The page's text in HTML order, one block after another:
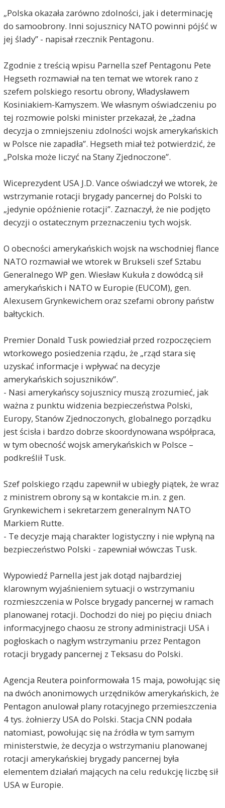
„Polska okazała zarówno zdolności, jak i determinację
do samoobrony. Inni sojusznicy NATO powinni pójść w
jej ślady” - napisał rzecznik Pentagonu.
Zgodnie z treścią wpisu Parnella szef Pentagonu Pete
Hegseth rozmawiał na ten temat we wtorek rano z
szefem polskiego resortu obrony, Władysławem
Kosiniakiem-Kamyszem. We własnym oświadczeniu po
tej rozmowie polski minister przekazał, że „żadna
decyzja o zmniejszeniu zdolności wojsk amerykańskich
w Polsce nie zapadła”. Hegseth miał też potwierdzić, że
„Polska może liczyć na Stany Zjednoczone”.
Wiceprezydent USA J.D. Vance oświadczył we wtorek, że
wstrzymanie rotacji brygady pancernej do Polski to
„jedynie opóźnienie rotacji”. Zaznaczył, że nie podjęto
decyzji o ostatecznym przeznaczeniu tych wojsk.
O obecności amerykańskich wojsk na wschodniej flance
NATO rozmawiał we wtorek w Brukseli szef Sztabu
Generalnego WP gen. Wiesław Kukuła z dowódcą sił
amerykańskich i NATO w Europie (EUCOM), gen.
Alexusem Grynkewichem oraz szefami obrony państw
bałtyckich.
Premier Donald Tusk powiedział przed rozpoczęciem
wtorkowego posiedzenia rządu, że „rząd stara się
uzyskać informacje i wpływać na decyzje
amerykańskich sojuszników”.
- Nasi amerykańscy sojusznicy muszą zrozumieć, jak
ważna z punktu widzenia bezpieczeństwa Polski,
Europy, Stanów Zjednoczonych, globalnego porządku
jest ścisła i bardzo dobrze skoordynowana współpraca,
w tym obecność wojsk amerykańskich w Polsce –
podkreślił Tusk.
Szef polskiego rządu zapewnił w ubiegły piątek, że wraz
z ministrem obrony są w kontakcie m.in. z gen.
Grynkewichem i sekretarzem generalnym NATO
Markiem Rutte.
- Te decyzje mają charakter logistyczny i nie wpłyną na
bezpieczeństwo Polski - zapewniał wówczas Tusk.
Wypowiedź Parnella jest jak dotąd najbardziej
klarownym wyjaśnieniem sytuacji o wstrzymaniu
rozmieszczenia w Polsce brygady pancernej w ramach
planowanej rotacji. Dochodzi do niej po pięciu dniach
informacyjnego chaosu ze strony administracji USA i
pogłoskach o nagłym wstrzymaniu przez Pentagon
rotacji brygady pancernej z Teksasu do Polski.
Agencja Reutera poinformowała 15 maja, powołując się
na dwóch anonimowych urzędników amerykańskich, że
Pentagon anulował plany rotacyjnego przemieszczenia
4 tys. żołnierzy USA do Polski. Stacja CNN podała
natomiast, powołując się na źródła w tym samym
ministerstwie, że decyzja o wstrzymaniu planowanej
rotacji amerykańskiej brygady pancernej była
elementem działań mających na celu redukcję liczbę sił
USA w Europie.
Jan Nowak 2026-05-20, godz. 09:33
Amerykanie polegają na Polsce, jako sojuszniku i
swoje decyzje uzasadniają też tym, że Polska, jako
"modelowy sojusznik" inwestuje w swoją
obronność poprzez zbrojenia w ramach programu
zysku NBP, co zapowiadał Nawrocki wespół z
Glapińskim pod auspicjami Kaczyńskiego.
2026-05-20, godz. 11:18
@ Jan Nowak-papciu, prawda jest taka,że twój
rząd obraża nagminnie prezydenta największego
mocarstwa,twój szef nazywa go publicznie ''ruskim
agentem'' ,podobnie minister spraw
aktorze. To jest dyplomacja? I chcecie potem,by
on się kłaniał wam w pas i wykonywał to co się
wam podoba? To w takim razie liczcie na Merza i
tzw ''niemieckich przyjaciół'' ,którymi tak niedawno
się zachwycałeś.
Jan Nowak 2026-05-20, godz. 12:14
więc twierdzisz, że Trump i jego kamaryla kłamią
mówiąc o Polsce, jako o "modelowym sojuszniku"?
Że się kierują jakimiś niskimi chęciami odwetu i
zemsty "za obrazę majestatu"?!
Nisko ich cenisz. Oj, nisko! Ale za to po PiSowsku.